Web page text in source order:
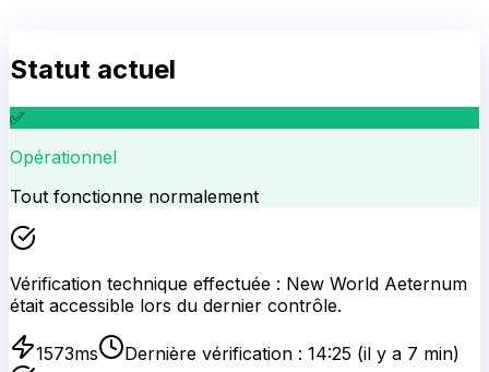
Statut actuel
✅
Opérationnel
Tout fonctionne normalement
Vérification technique effectuée : New World Aeternum
était accessible lors du dernier contrôle.
1573ms Dernière vérification : 14:25 (il y a 7 min)